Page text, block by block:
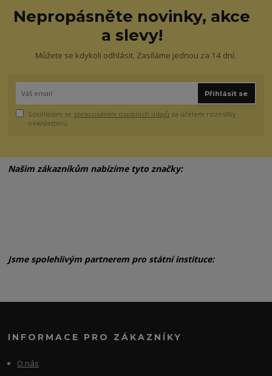
Nepropásněte novinky, akce
a slevy!
Můžete se kdykoli odhlásit. Zasíláme jednou za 14 dní.
Přihlásit se
Souhlasím se zpracováním osobních údajů za účelem rozesílky
newsletteru.
Našim zákazníkům nabízíme tyto značky:
Jsme spolehlivým partnerem pro státní instituce:
INFORMACE PRO ZÁKAZNÍKY
O nás